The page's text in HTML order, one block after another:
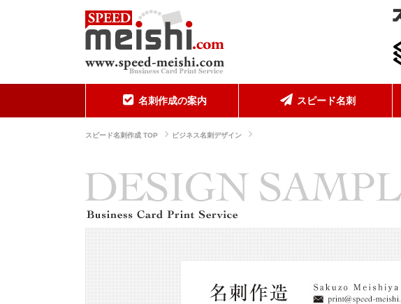
名刺作成の案内 スピード名刺
スピード名刺作成 TOP ビジネス名刺デザイン